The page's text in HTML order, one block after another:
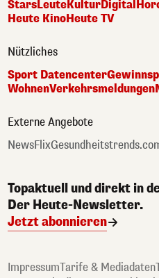
StarsLeuteKulturDigital
Heute KinoHeute TV
Nützliches
Sport Datencenter
WohnenVerkehrsmeldungen
Externe Angebote
NewsFlix
Topaktuell und direkt in
Der Heute-Newsletter.
Jetzt abonnieren
ImpressumTarife & Mediadaten